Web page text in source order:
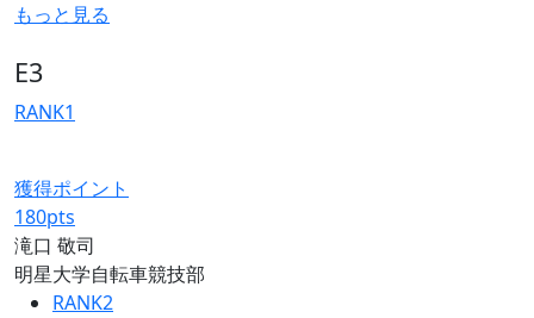
もっと見る
E3
RANK1
獲得ポイント
180pts
滝口 敬司
明星大学自転車競技部
RANK2